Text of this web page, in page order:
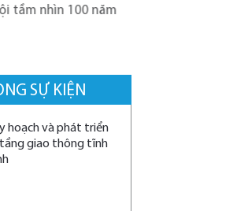
100 năm Quy hoạch mới sau sáp
SỰ KIỆN
hoạch và phát triển
tầng giao thông tĩnh